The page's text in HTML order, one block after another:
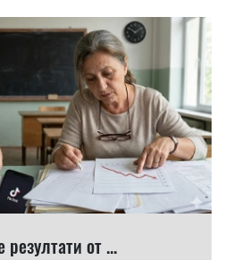
от ...